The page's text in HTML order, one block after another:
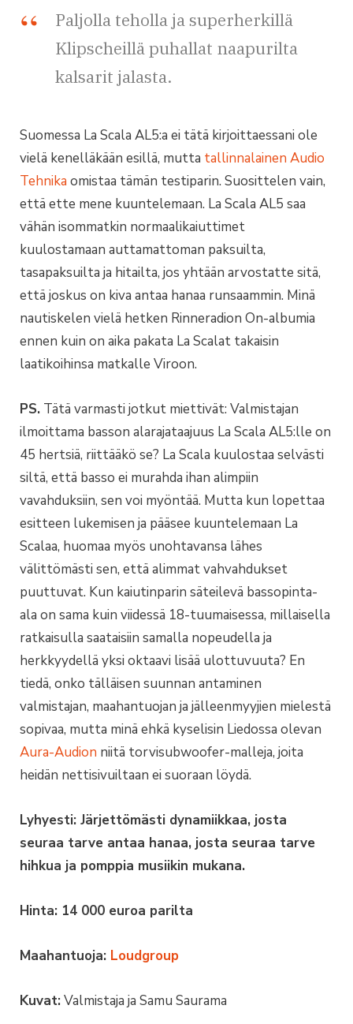
Paljolla teholla ja superherkillä
Klipscheillä puhallat naapurilta
kalsarit jalasta.
Suomessa La Scala AL5:a ei tätä kirjoittaessani ole
vielä kenelläkään esillä, mutta tallinnalainen Audio
Tehnika omistaa tämän testiparin. Suosittelen vain,
että ette mene kuuntelemaan. La Scala AL5 saa
vähän isommatkin normaalikaiuttimet
kuulostamaan auttamattoman paksuilta,
tasapaksuilta ja hitailta, jos yhtään arvostatte sitä,
että joskus on kiva antaa hanaa runsaammin. Minä
nautiskelen vielä hetken Rinneradion On-albumia
ennen kuin on aika pakata La Scalat takaisin
laatikoihinsa matkalle Viroon.
PS. Tätä varmasti jotkut miettivät: Valmistajan
ilmoittama basson alarajataajuus La Scala AL5:lle on
45 hertsiä, riittääkö se? La Scala kuulostaa selvästi
siltä, että basso ei murahda ihan alimpiin
vavahduksiin, sen voi myöntää. Mutta kun lopettaa
esitteen lukemisen ja pääsee kuuntelemaan La
Scalaa, huomaa myös unohtavansa lähes
välittömästi sen, että alimmat vahvahdukset
puuttuvat. Kun kaiutinparin säteilevä bassopinta-
ala on sama kuin viidessä 18-tuumaisessa, millaisella
ratkaisulla saataisiin samalla nopeudella ja
herkkyydellä yksi oktaavi lisää ulottuvuuta? En
tiedä, onko tälläisen suunnan antaminen
valmistajan, maahantuojan ja jälleenmyyjien mielestä
sopivaa, mutta minä ehkä kyselisin Liedossa olevan
Aura-Audion niitä torvisubwoofer-malleja, joita
heidän nettisivuiltaan ei suoraan löydä.
Lyhyesti: Järjettömästi dynamiikkaa, josta
seuraa tarve antaa hanaa, josta seuraa tarve
hihkua ja pomppia musiikin mukana.
Hinta: 14 000 euroa parilta
Maahantuoja: Loudgroup
Kuvat:Valmistaja ja Samu Saurama